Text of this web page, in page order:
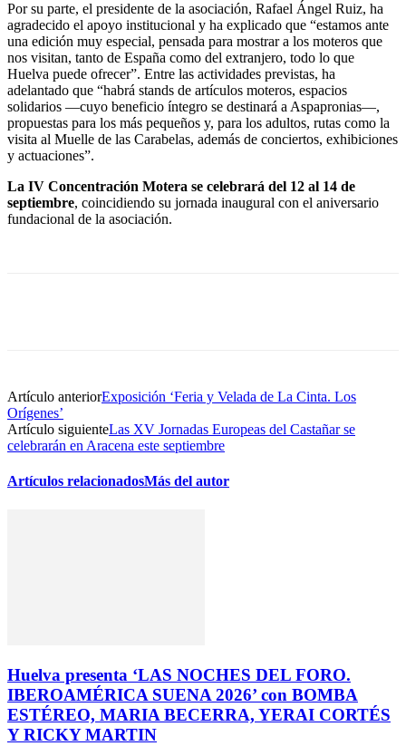
Por su parte, el presidente de la asociación, Rafael Ángel Ruiz, ha
agradecido el apoyo institucional y ha explicado que “estamos ante
una edición muy especial, pensada para mostrar a los moteros que
nos visitan, tanto de España como del extranjero, todo lo que
Huelva puede ofrecer”. Entre las actividades previstas, ha
adelantado que “habrá stands de artículos moteros, espacios
solidarios —cuyo beneficio íntegro se destinará a Aspapronias—,
propuestas para los más pequeños y, para los adultos, rutas como la
visita al Muelle de las Carabelas, además de conciertos, exhibiciones
y actuaciones”.
La IV Concentración Motera se celebrará del 12 al 14 de
septiembre, coincidiendo su jornada inaugural con el aniversario
fundacional de la asociación.
Artículo anteriorExposición ‘Feria y Velada de La Cinta. Los
Orígenes’
Artículo siguienteLas XV Jornadas Europeas del Castañar se
celebrarán en Aracena este septiembre
Artículos relacionadosMás del autor
Huelva presenta ‘LAS NOCHES DEL FORO.
IBEROAMÉRICA SUENA 2026’ con BOMBA
ESTÉREO, MARIA BECERRA, YERAI CORTÉS
Y RICKY MARTIN